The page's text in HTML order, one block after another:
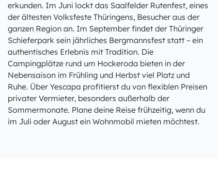
erkunden. Im Juni lockt das Saalfelder Rutenfest, eines
der ältesten Volksfeste Thüringens, Besucher aus der
ganzen Region an. Im September findet der Thüringer
Schieferpark sein jährliches Bergmannsfest statt – ein
authentisches Erlebnis mit Tradition. Die
Campingplätze rund um Hockeroda bieten in der
Nebensaison im Frühling und Herbst viel Platz und
Ruhe. Über Yescapa profitierst du von flexiblen Preisen
privater Vermieter, besonders außerhalb der
Sommermonate. Plane deine Reise frühzeitig, wenn du
im Juli oder August ein Wohnmobil mieten möchtest.